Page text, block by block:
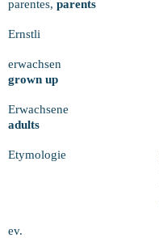
parentes, parents
Ernstli
erwachsen
grown up
Erwachsene
adults
Etymologie
ev.